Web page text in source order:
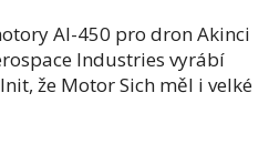
AI-450 pro dron Akinci
Industries vyrábí
že Motor Sich měl i velké